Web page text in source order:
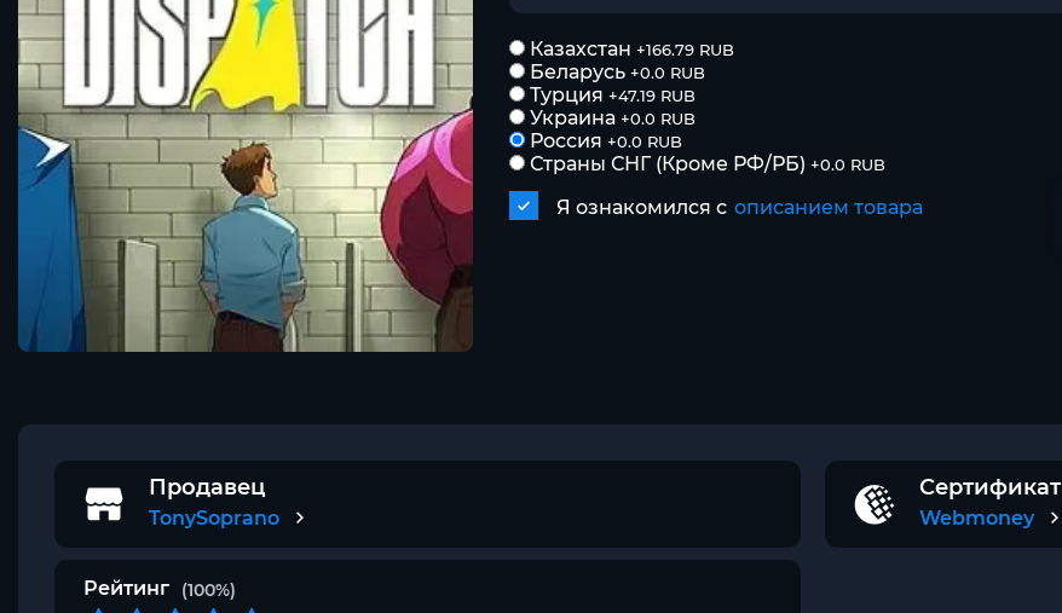
Казахстан +166.79 RUB
Беларусь +0.0 RUB
Турция +47.19 RUB
Украина +0.0 RUB
Россия +0.0 RUB
Страны СНГ (Кроме РФ/РБ) +0.0 RUB
Я ознакомился с описанием товара
Продавец
TonySoprano
Сертификат
Webmoney
Рейтинг (100%)